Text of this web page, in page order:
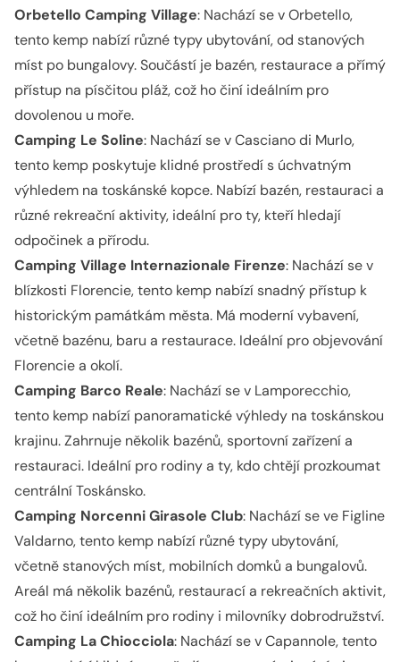
Orbetello Camping Village: Nachází se v Orbetello,
tento kemp nabízí různé typy ubytování, od stanových
míst po bungalovy. Součástí je bazén, restaurace a přímý
přístup na písčitou pláž, což ho činí ideálním pro
dovolenou u moře.
Camping Le Soline: Nachází se v Casciano di Murlo,
tento kemp poskytuje klidné prostředí s úchvatným
výhledem na toskánské kopce. Nabízí bazén, restauraci a
různé rekreační aktivity, ideální pro ty, kteří hledají
odpočinek a přírodu.
Camping Village Internazionale Firenze: Nachází se v
blízkosti Florencie, tento kemp nabízí snadný přístup k
historickým památkám města. Má moderní vybavení,
včetně bazénu, baru a restaurace. Ideální pro objevování
Florencie a okolí.
Camping Barco Reale: Nachází se v Lamporecchio,
tento kemp nabízí panoramatické výhledy na toskánskou
krajinu. Zahrnuje několik bazénů, sportovní zařízení a
restauraci. Ideální pro rodiny a ty, kdo chtějí prozkoumat
centrální Toskánsko.
Camping Norcenni Girasole Club: Nachází se ve Figline
Valdarno, tento kemp nabízí různé typy ubytování,
včetně stanových míst, mobilních domků a bungalovů.
Areál má několik bazénů, restaurací a rekreačních aktivit,
což ho činí ideálním pro rodiny i milovníky dobrodružství.
Camping La Chiocciola: Nachází se v Capannole, tento